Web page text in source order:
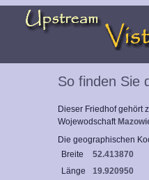
So finden Sie
Dieser Friedhof gehört
Wojewodschaft
Die geographischen
Breite
52.413870
Länge
19.920950